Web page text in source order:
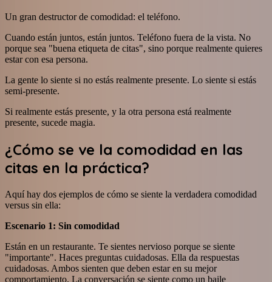
Un gran destructor de comodidad: el teléfono.
Cuando están juntos, están juntos. Teléfono fuera de la vista. No
porque sea "buena etiqueta de citas", sino porque realmente quieres
estar con esa persona.
La gente lo siente si no estás realmente presente. Lo siente si estás
semi-presente.
Si realmente estás presente, y la otra persona está realmente
presente, sucede magia.
¿Cómo se ve la comodidad en las
citas en la práctica?
Aquí hay dos ejemplos de cómo se siente la verdadera comodidad
versus sin ella:
Escenario 1: Sin comodidad
Están en un restaurante. Te sientes nervioso porque se siente
"importante". Haces preguntas cuidadosas. Ella da respuestas
cuidadosas. Ambos sienten que deben estar en su mejor
comportamiento. La conversación se siente como un baile